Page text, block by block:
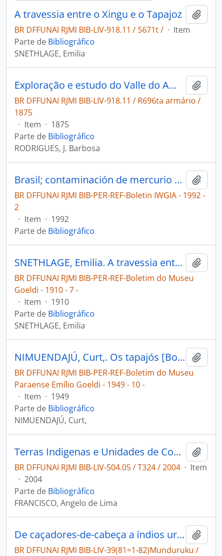
A travessia entre o Xingu e o Tapajoz
BR DFFUNAI RJMI BIB-LIV-918.11 / S671t / · Item
Parte de Bibliográfico
SNETHLAGE, Emilia
Exploração e estudo do Valle do Amazonas: Rio Tapajós.
BR DFFUNAI RJMI BIB-LIV-918.11 / R696ta armário /
1875
· Item · 1875
Parte de Bibliográfico
RODRIGUES, J. Barbosa
Brasil; contaminación de mercurio en el valle de Tapajós [Boletin IWGIA]
BR DFFUNAI RJMI BIB-PER-REF-Boletin IWGIA - 1992 -
2
· Item · 1992
Parte de Bibliográfico
SNETHLAGE, Emilia. A travessia entre o Xingu e o Tapajós [Boletim do Museu Goeldi]
BR DFFUNAI RJMI BIB-PER-REF-Boletim do Museu
Goeldi - 1910 - 7 -
· Item · 1910
Parte de Bibliográfico
SNETHLAGE, Emilia
NIMUENDAJÚ, Curt,. Os tapajós [Boletim do Museu Paraense Emílio Goeldi]
BR DFFUNAI RJMI BIB-PER-REF-Boletim do Museu
Paraense Emílio Goeldi - 1949 - 10 -
· Item · 1949
Parte de Bibliográfico
NIMUENDAJÚ, Curt,
Terras Indigenas e Unidades de Conservação da Natureza
BR DFFUNAI RJMI BIB-LIV-504.05 / T324 / 2004 · Item
· 2004
Parte de Bibliográfico
FRANCISCO, Angelo de Lima
De caçadores-de-cabeça a índios urbanos: a saga dos índios Munduruku.
BR DFFUNAI RJMI BIB-LIV-39(81=1-82)Munduruku /